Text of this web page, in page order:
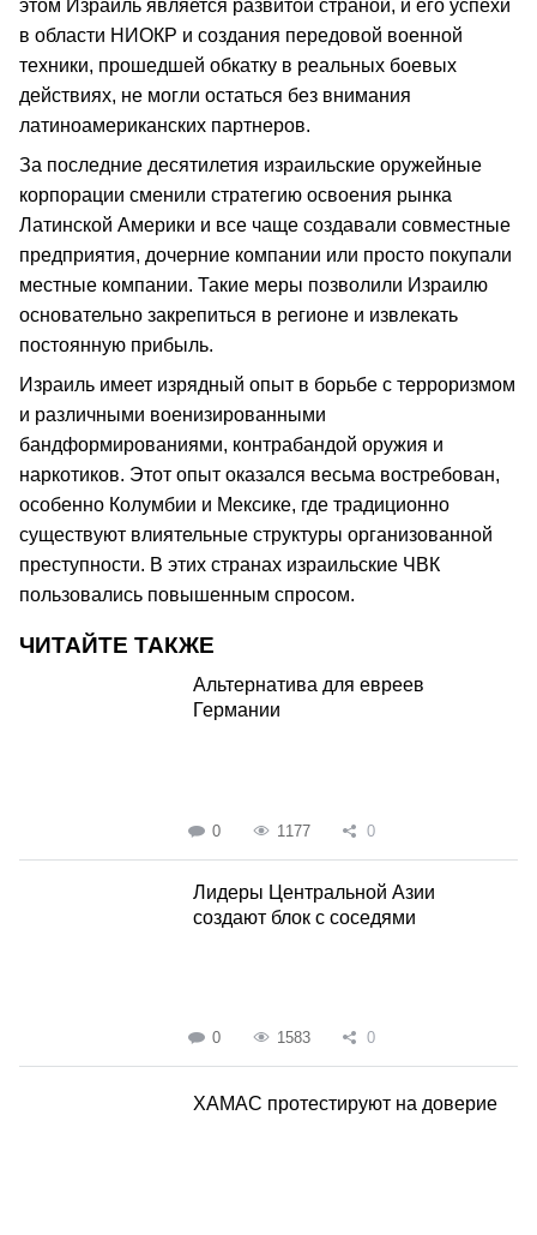
этом Израиль является развитой страной, и его успехи
в области НИОКР и создания передовой военной
техники, прошедшей обкатку в реальных боевых
действиях, не могли остаться без внимания
латиноамериканских партнеров.
За последние десятилетия израильские оружейные
корпорации сменили стратегию освоения рынка
Латинской Америки и все чаще создавали совместные
предприятия, дочерние компании или просто покупали
местные компании. Такие меры позволили Израилю
основательно закрепиться в регионе и извлекать
постоянную прибыль.
Израиль имеет изрядный опыт в борьбе с терроризмом
и различными военизированными
бандформированиями, контрабандой оружия и
наркотиков. Этот опыт оказался весьма востребован,
особенно Колумбии и Мексике, где традиционно
существуют влиятельные структуры организованной
преступности. В этих странах израильские ЧВК
пользовались повышенным спросом.
ЧИТАЙТЕ ТАКЖЕ
Альтернатива для евреев
Германии
0 1177 0
Лидеры Центральной Азии
создают блок с соседями
0 1583 0
ХАМАС протестируют на доверие